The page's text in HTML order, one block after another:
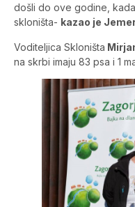
došli do ove godine,
skloništa- kazao je
Voditeljica Skloništa
na skrbi imaju 83 psa i 1